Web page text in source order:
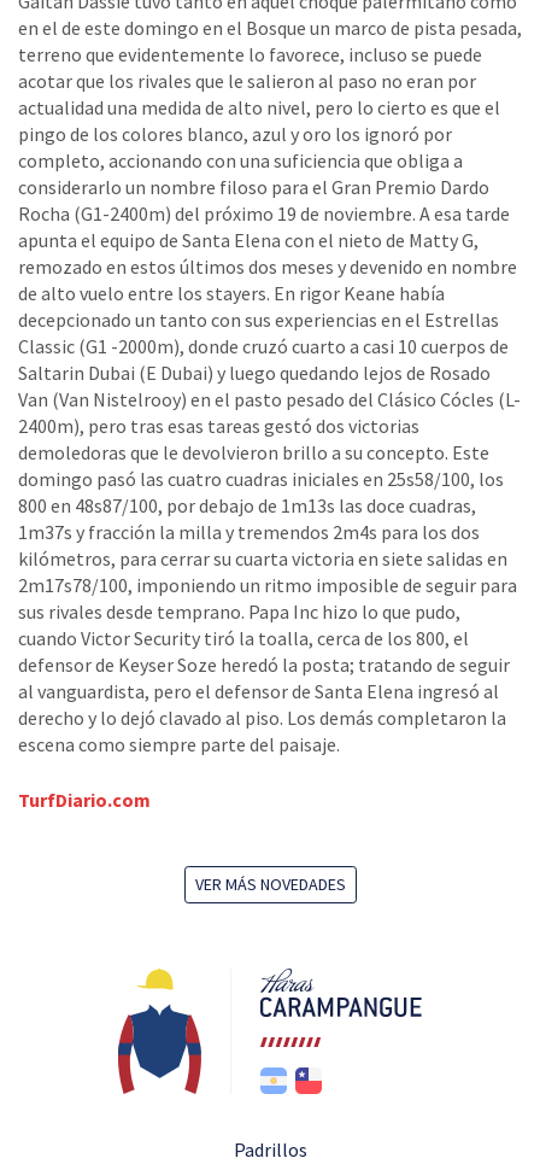
en el de este domingo en el Bosque un marco de pista pesada,
terreno que evidentemente lo favorece, incluso se puede
acotar que los rivales que le salieron al paso no eran por
actualidad una medida de alto nivel, pero lo cierto es que el
pingo de los colores blanco, azul y oro los ignoró por
completo, accionando con una suficiencia que obliga a
considerarlo un nombre filoso para el Gran Premio Dardo
Rocha (G1-2400m) del próximo 19 de noviembre. A esa tarde
apunta el equipo de Santa Elena con el nieto de Matty G,
remozado en estos últimos dos meses y devenido en nombre
de alto vuelo entre los stayers. En rigor Keane había
decepcionado un tanto con sus experiencias en el Estrellas
Classic (G1 -2000m), donde cruzó cuarto a casi 10 cuerpos de
Saltarin Dubai (E Dubai) y luego quedando lejos de Rosado
Van (Van Nistelrooy) en el pasto pesado del Clásico Cócles (L-
2400m), pero tras esas tareas gestó dos victorias
demoledoras que le devolvieron brillo a su concepto. Este
domingo pasó las cuatro cuadras iniciales en 25s58/100, los
800 en 48s87/100, por debajo de 1m13s las doce cuadras,
1m37s y fracción la milla y tremendos 2m4s para los dos
kilómetros, para cerrar su cuarta victoria en siete salidas en
2m17s78/100, imponiendo un ritmo imposible de seguir para
sus rivales desde temprano. Papa Inc hizo lo que pudo,
cuando Victor Security tiró la toalla, cerca de los 800, el
defensor de Keyser Soze heredó la posta; tratando de seguir
al vanguardista, pero el defensor de Santa Elena ingresó al
derecho y lo dejó clavado al piso. Los demás completaron la
escena como siempre parte del paisaje.
TurfDiario.com
VER MÁS NOVEDADES
Padrillos